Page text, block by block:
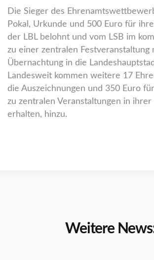
Die Sieger des
Pokal, Urkunde und 500 Euro für
der LBL belohnt und vom LSB im
zu einer zentralen Festveranstaltung
Übernachtung in die
Landesweit kommen weitere 17
die Auszeichnungen und 350 Euro
zu zentralen Veranstaltungen in ihrer
erhalten, hinzu.
Weitere